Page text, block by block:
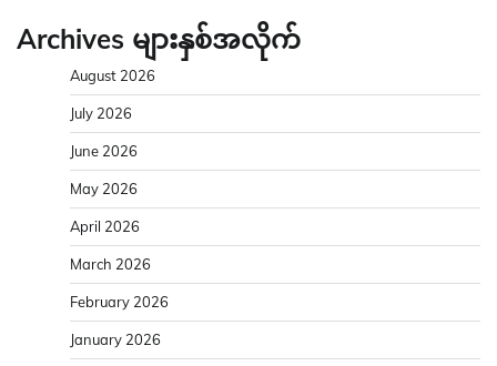
Archives များနှစ်အလိုက်
August 2026
July 2026
June 2026
May 2026
April 2026
March 2026
February 2026
January 2026